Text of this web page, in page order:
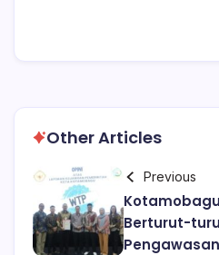
Other Articles
Previous
Kotamobagu
Berturut-